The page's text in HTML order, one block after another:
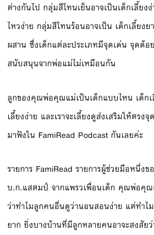
ต่างกันไป กลุ่มสีโทนเย็นอาจเป็นเด็กเลี้ยง
ไหวง่าย กลุ่มสีโทนร้อนอาจเป็น เด็กเลี้ยง
ผสาน ซึ่งเด็กแต่ละประเภทมีจุดเด่น จุดด้อ
สนับสนุนจากพ่อแม่ไม่เหมือนกัน
ลูกของคุณพ่อคุณแม่เป็นเด็กแบบไหน เด็กเ
เลี้ยงง่าย และเราจะเลี้ยงดูส่งเสริมให้ตรง
มาฟังใน FamiRead Podcast กันเลยค่ะ
รายการ FamiRead รายการผู้ช่วยมือหนึ่ง
บ.ก.แสตมป์ จากแพรวเพื่อนเด็ก คุณพ่อคุณ
ว่าทำไมลูกคนอื่นดูว่านอนสอนง่าย แต่ทำไม
ยาก ยิ่งบางบ้านที่มีลูกหลายคนอาจะสงสัยว่